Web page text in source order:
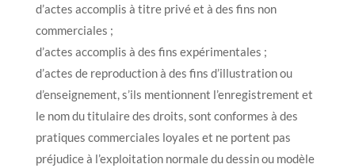
d’actes accomplis à titre privé et à des fins non
commerciales ;
d’actes accomplis à des fins expérimentales ;
d’actes de reproduction à des fins d’illustration ou
d’enseignement, s’ils mentionnent l’enregistrement et
le nom du titulaire des droits, sont conformes à des
pratiques commerciales loyales et ne portent pas
préjudice à l’exploitation normale du dessin ou modèle